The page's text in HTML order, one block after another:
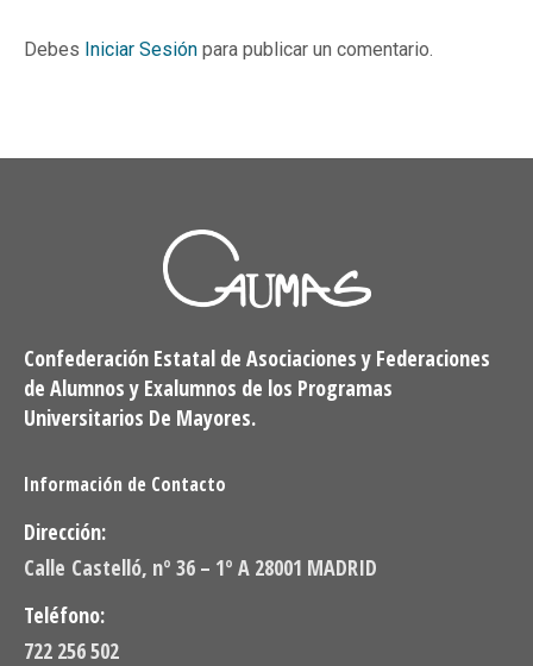
Debes Iniciar Sesión para publicar un comentario.
Confederación Estatal de Asociaciones y Federaciones
de Alumnos y Exalumnos de los Programas
Universitarios De Mayores.
Información de Contacto
Dirección:
Calle Castelló, nº 36 – 1º A 28001 MADRID
Teléfono:
722 256 502